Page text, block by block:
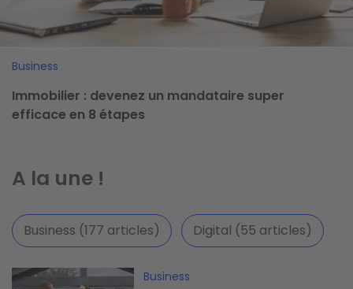
Business
Immobilier : devenez un mandataire super
efficace en 8 étapes
A la une !
Business (177 articles) Digital (55 articles)
Image
Business